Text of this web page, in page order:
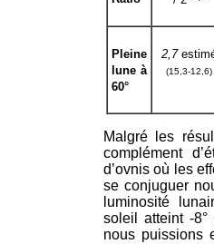
Pleine
lune à
60°
2,7
(15,3-12,6)
Malgré les
complément
d’ovnis où les
se conjuguer
luminosité
soleil atteint -8°
nous puissions